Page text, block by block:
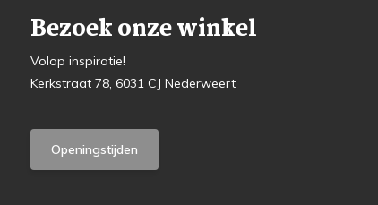
Bezoek onze winkel
Volop inspiratie!
Kerkstraat 78, 6031 CJ Nederweert
Openingstijden